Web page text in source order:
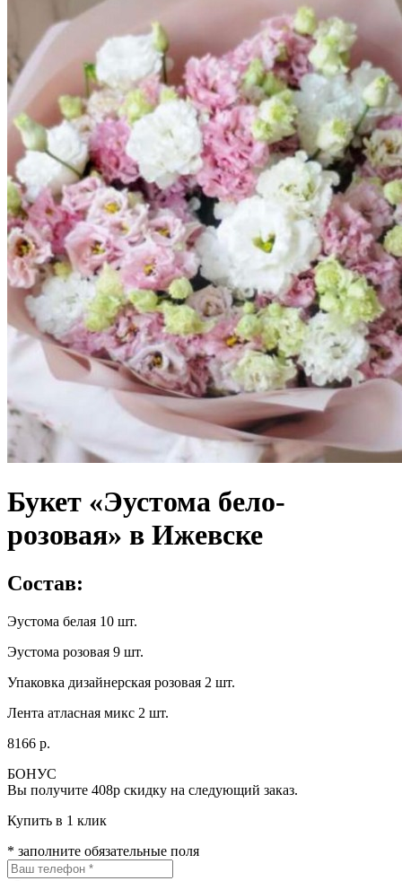
Букет «Эустома бело-
розовая» в Ижевске
Состав:
Эустома белая 10 шт.
Эустома розовая 9 шт.
Упаковка дизайнерская розовая 2 шт.
Лента атласная микс 2 шт.
8166 р.
БОНУС
Вы получите 408р скидку на следующий заказ.
Купить в 1 клик
* заполните обязательные поля